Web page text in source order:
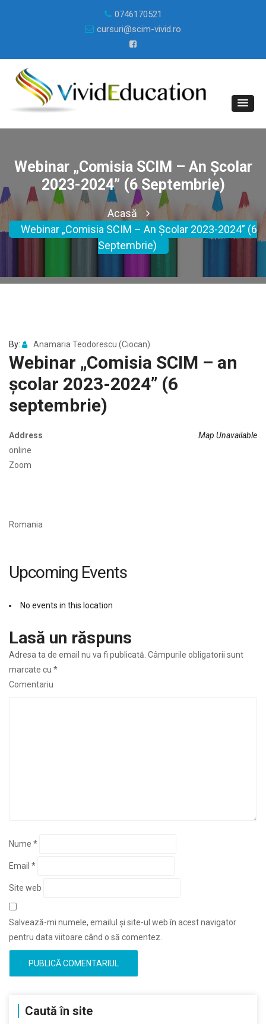
0746170521
cursuri@scim-vivid.ro
Webinar „Comisia SCIM – An Școlar
2023-2024” (6 Septembrie)
Acasă
Webinar „Comisia SCIM – An Școlar 2023-2024” (6
Septembrie)
By: Anamaria Teodorescu (Ciocan)
Webinar „Comisia SCIM – an
școlar 2023-2024” (6
septembrie)
Map Unavailable
Address
online
Zoom
Romania
Upcoming Events
No events in this location
Lasă un răspuns
Adresa ta de email nu va fi publicată. Câmpurile obligatorii sunt
marcate cu *
Comentariu
Nume *
Email *
Site web
Salvează-mi numele, emailul și site-ul web în acest navigator
pentru data viitoare când o să comentez.
Caută în site